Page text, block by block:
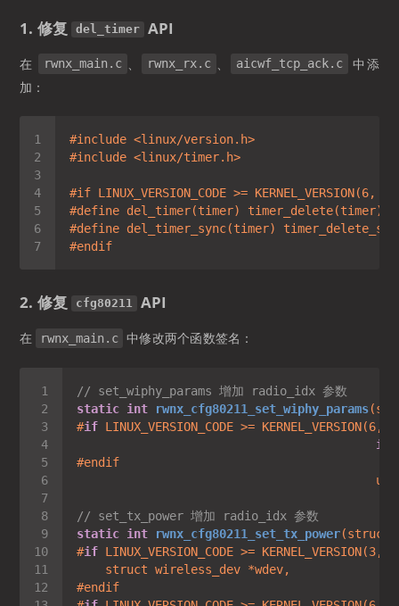
1. 修复 del_timer API
在 rwnx_main.c rwnx_rx.c aicwf_tcp_ack.c
中添
加：
#include <linux/version.h>
#include <linux/timer.h>
#if LINUX_VERSION_CODE >= KERNEL_VERSION(6,
#define del_timer(timer) timer_delete(timer)
#define del_timer_sync(timer)
#endif
2. 修复 cfg80211 API
在 rwnx_main.c 中修改两个函数签名：
// set_wiphy_params 增加 radio_idx 参数
static int
rwnx_cfg80211_set_wiphy_params
#if LINUX_VERSION_CODE >= KERNEL_VERSION(6,
int
// set_tx_power 增加 radio_idx 参数
static int
rwnx_cfg80211_set_tx_power
#if LINUX_VERSION_CODE >= KERNEL_VERSION(3,